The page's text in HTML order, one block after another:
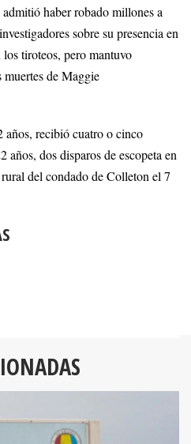
haber robado millones a
sobre su presencia en
tiroteos, pero mantuvo
de Maggie
años, recibió cuatro o cinco
dos disparos de escopeta en
rural del condado de Colleton el 7